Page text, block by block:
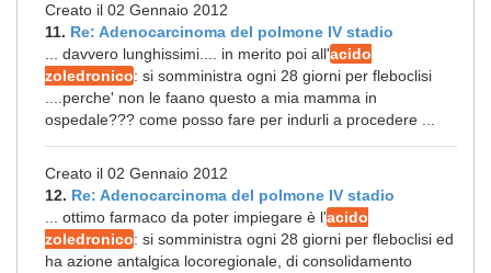
Creato il 02 Gennaio 2012
11. Re: Adenocarcinoma del polmone IV stadio
... davvero lunghissimi.... in merito poi all'acido
zoledronico: si somministra ogni 28 giorni per fleboclisi
....perche' non le faano questo a mia mamma in
ospedale??? come posso fare per indurli a procedere ...
Creato il 02 Gennaio 2012
12. Re: Adenocarcinoma del polmone IV stadio
... ottimo farmaco da poter impiegare è l'acido
zoledronico: si somministra ogni 28 giorni per fleboclisi ed
ha azione antalgica locoregionale, di consolidamento